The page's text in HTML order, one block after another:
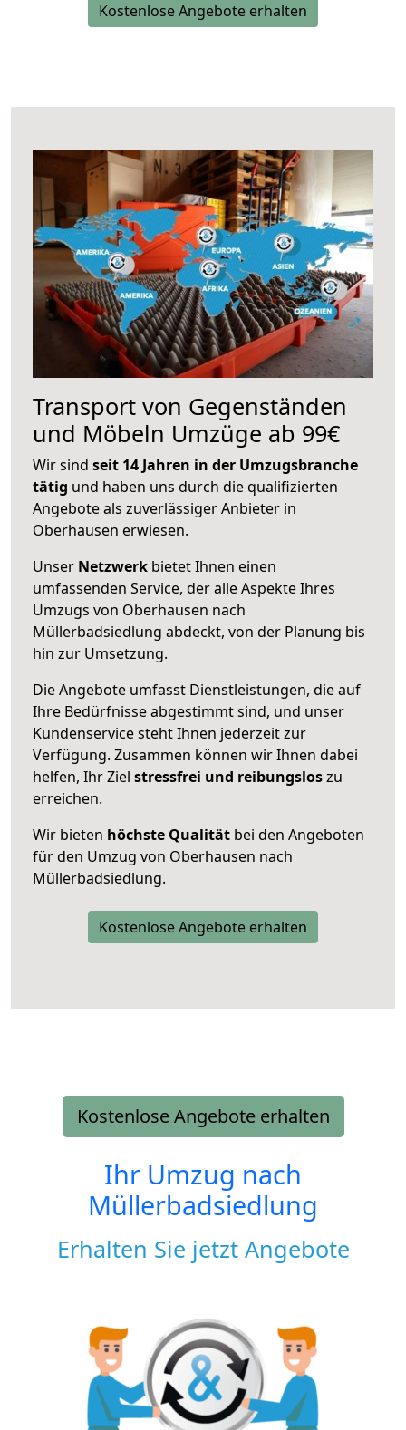
Kostenlose Angebote erhalten
Transport von Gegenständen
und Möbeln Umzüge ab 99€
Wir sind seit 14 Jahren in der Umzugsbranche
tätig und haben uns durch die qualifizierten
Angebote als zuverlässiger Anbieter in
Oberhausen erwiesen.
Unser Netzwerk bietet Ihnen einen
umfassenden Service, der alle Aspekte Ihres
Umzugs von Oberhausen nach
Müllerbadsiedlung abdeckt, von der Planung bis
hin zur Umsetzung.
Die Angebote umfasst Dienstleistungen, die auf
Ihre Bedürfnisse abgestimmt sind, und unser
Kundenservice steht Ihnen jederzeit zur
Verfügung. Zusammen können wir Ihnen dabei
helfen, Ihr Ziel stressfrei und reibungsloszu
erreichen.
Wir bieten höchste Qualität bei den Angeboten
für den Umzug von Oberhausen nach
Müllerbadsiedlung.
Kostenlose Angebote erhalten
Kostenlose Angebote erhalten
Ihr Umzug nach
Müllerbadsiedlung
Erhalten Sie jetzt Angebote